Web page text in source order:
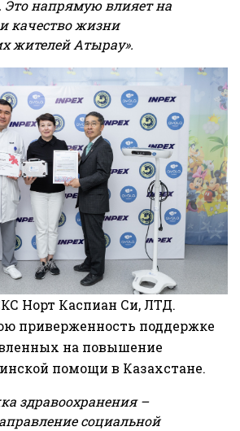
напрямую влияет на
качество жизни
жителей Атырау».
Норт Каспиан Си, ЛТД.
приверженность поддержке
на повышение
помощи в Казахстане.
здравоохранения –
социальной